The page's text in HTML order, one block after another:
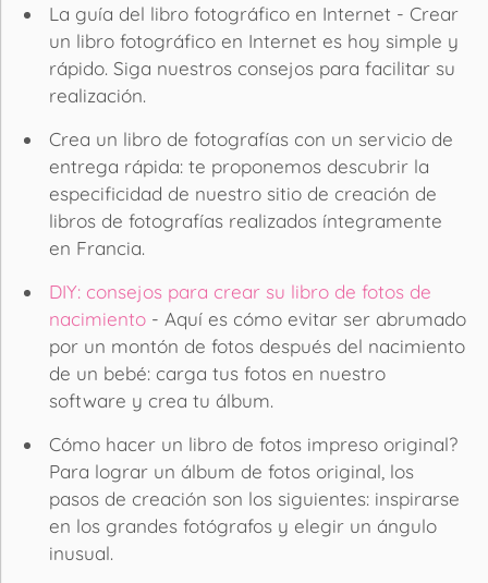
La guía del libro fotográfico en Internet - Crear
un libro fotográfico en Internet es hoy simple y
rápido. Siga nuestros consejos para facilitar su
realización.
Crea un libro de fotografías con un servicio de
entrega rápida: te proponemos descubrir la
especificidad de nuestro sitio de creación de
libros de fotografías realizados íntegramente
en Francia.
DIY: consejos para crear su libro de fotos de
nacimiento - Aquí es cómo evitar ser abrumado
por un montón de fotos después del nacimiento
de un bebé: carga tus fotos en nuestro
software y crea tu álbum.
Cómo hacer un libro de fotos impreso original?
Para lograr un álbum de fotos original, los
pasos de creación son los siguientes: inspirarse
en los grandes fotógrafos y elegir un ángulo
inusual.